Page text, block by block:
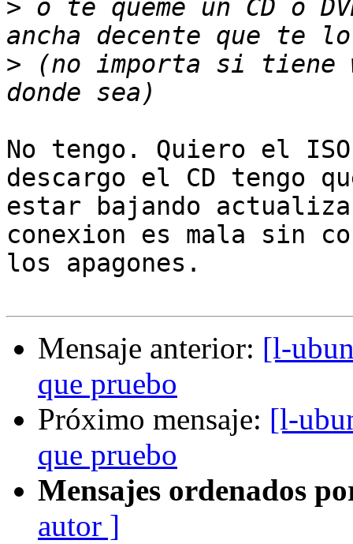
> o te queme un CD o
> (no importa si tiene
No tengo. Quiero el
descargo el CD tengo
estar bajando
conexion es mala sin
los apagones.
Mensaje anterior: [l-
que pruebo
Próximo mensaje: [l-
que pruebo
Mensajes ordenados
autor ]